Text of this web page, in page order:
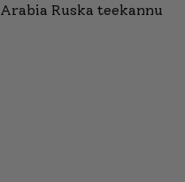
Arabia Ruska teekannu